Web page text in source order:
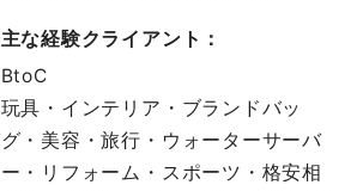
主な経験クライアント：
BtoC
玩具・インテリア・ブランドバッ
グ・美容・旅行・ウォーターサーバ
ー・リフォーム・スポーツ・格安相